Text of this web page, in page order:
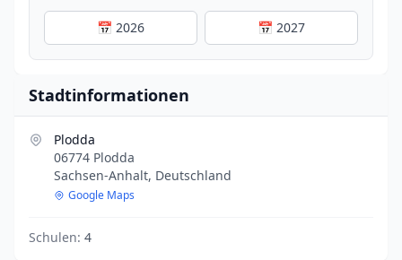
📅 2026 📅 2027
Stadtinformationen
Plodda
06774 Plodda
Sachsen-Anhalt, Deutschland
Google Maps
Schulen: 4